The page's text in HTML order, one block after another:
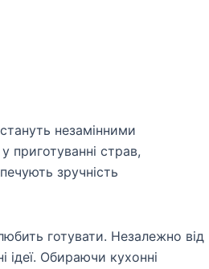
незамінними
приготуванні страв,
зручність
готувати. Незалежно від
ідеї. Обираючи кухонні